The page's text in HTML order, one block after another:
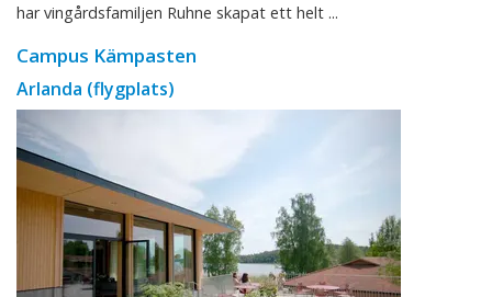
har vingårdsfamiljen Ruhne skapat ett helt ...
Campus Kämpasten
Arlanda (flygplats)